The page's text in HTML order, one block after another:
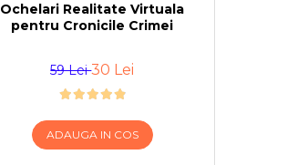
Ochelari Realitate Virtuala
pentru Cronicile Crimei
59 Lei30 Lei
ADAUGA IN COS